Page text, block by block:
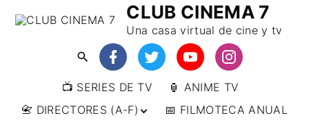
CLUB CINEMA 7
Una casa virtual de cine y tv
📺 SERIES DE TV
🏮 ANIME TV
📇 DIRECTORES (A-F)
📅 FILMOTECA ANUAL